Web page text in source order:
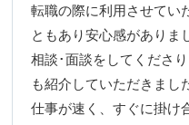
転職の際に利用させてい
ともあり安心感がありま
相談･面談をしてくださ
も紹介していただきまし
仕事が速く、すぐに掛け